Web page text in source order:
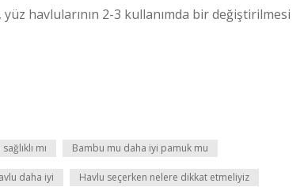
havlularının 2-3 kullanımda bir değiştirilmesi
mı Bambu mu daha iyi pamuk mu
daha iyi Havlu seçerken nelere dikkat etmeliyiz